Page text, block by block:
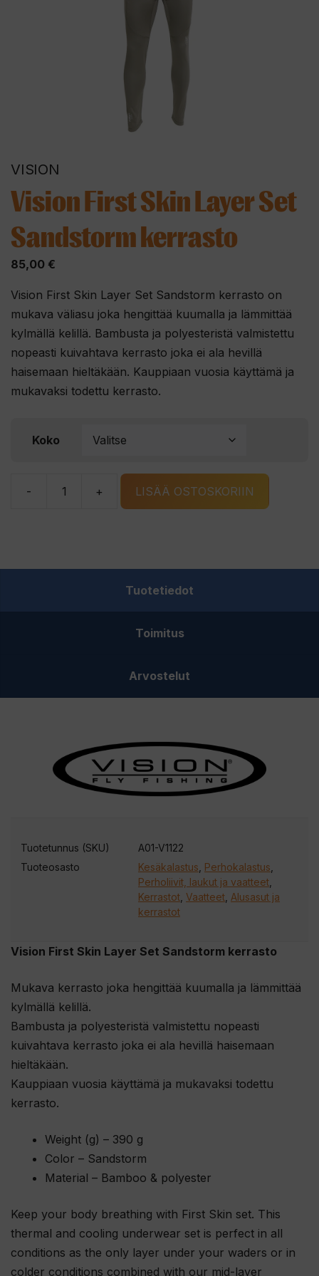
VISION
Vision First Skin Layer Set
Sandstorm kerrasto
85,00 €
Vision First Skin Layer Set Sandstorm kerrasto on
mukava väliasu joka hengittää kuumalla ja lämmittää
kylmällä kelillä. Bambusta ja polyesteristä valmistettu
nopeasti kuivahtava kerrasto joka ei ala hevillä
haisemaan hieltäkään. Kauppiaan vuosia käyttämä ja
mukavaksi todettu kerrasto.
Koko
-
Vision
Sandstorm
määrä
+ LISÄÄ OSTOSKORIIN
Tuotetiedot
Toimitus
Arvostelut
Vision First Skin Layer Set Sandstorm kerrasto
Mukava kerrasto joka hengittää kuumalla ja lämmittää
kylmällä kelillä.
Bambusta ja polyesteristä valmistettu nopeasti
kuivahtava kerrasto joka ei ala hevillä haisemaan
hieltäkään.
Kauppiaan vuosia käyttämä ja mukavaksi todettu
kerrasto.
Weight (g) – 390 g
Color – Sandstorm
Material – Bamboo & polyester
Keep your body breathing with First Skin set. This
thermal and cooling underwear set is perfect in all
conditions as the only layer under your waders or in
colder conditions combined with our mid-layer
Tuotetunnus (SKU)
A01-V1122
Tuoteosasto
Kesäkalastus, Perhokalastus,
Perholiivit, laukut ja vaatteet,
Kerrastot, Vaatteet, Alusasut ja
kerrastot